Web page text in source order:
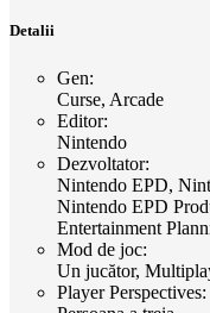
Detalii
Gen:
Curse, Arcade
Editor:
Nintendo
Dezvoltator:
Nintendo EPD,
Nintendo EPD
Entertainment
Mod de joc:
Un jucător,
Player Perspectives: